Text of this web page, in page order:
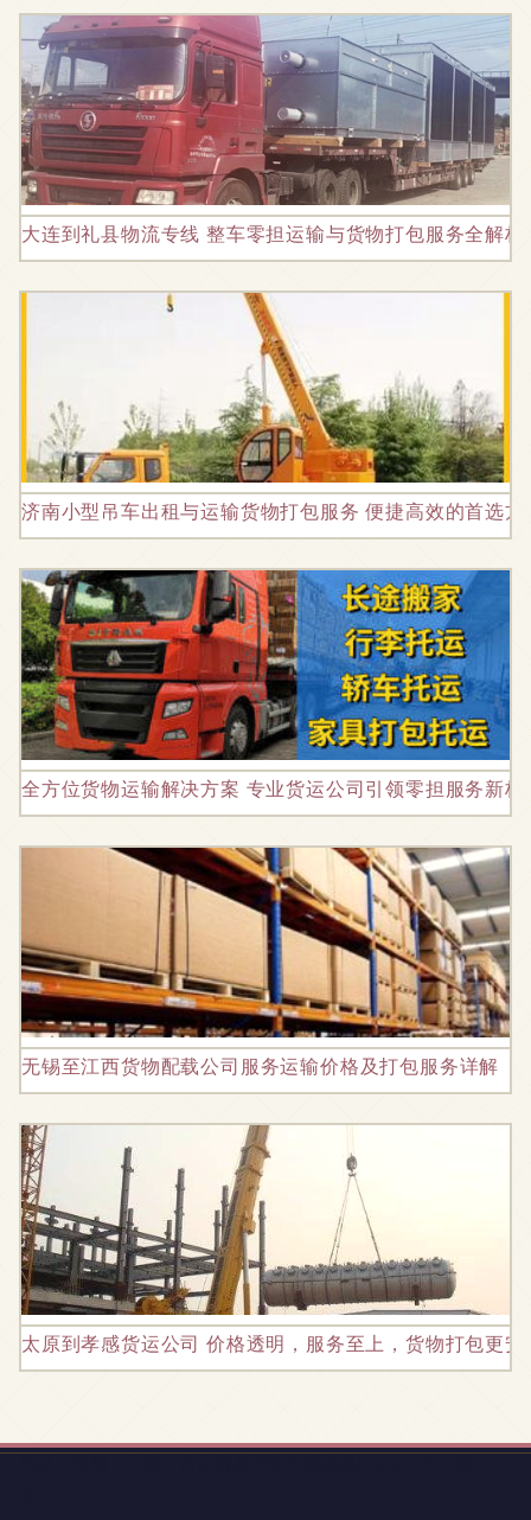
大连到礼县物流专线 整车零担运输与货物打包服务全解析
济南小型吊车出租与运输货物打包服务 便捷高效的首选方
全方位货物运输解决方案 专业货运公司引领零担服务新标
无锡至江西货物配载公司服务运输价格及打包服务详解
太原到孝感货运公司 价格透明，服务至上，货物打包更安